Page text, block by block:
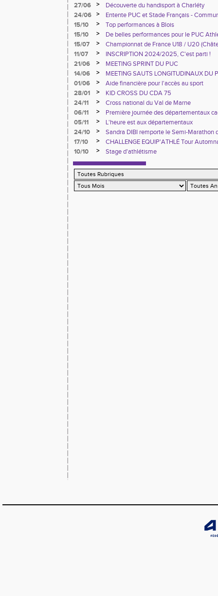
27/06
>
Découverte du handisport à Charléty
24/06
>
Entente PUC et Stade Français -
15/10
>
Top performances à Blois
15/10
>
De belles performances pour le PUC
France à Blois
15/07 >
Championnat de France U18 / U20
11/07
>
INSCRIPTION 2024/2025, C'est parti !
21/06
>
MEETING SPRINT DU PUC
14/06
>
MEETING SAUTS LONGITUDINAUX DU
01/06
>
Aide financière pour l'accès au sport
28/01
>
KID CROSS DU CDA 75
24/11
>
Cross national du Val de Marne
06/11
>
Première journée des départementaux
05/11
>
L'heure est aux départementaux
24/10
>
Sandra DIBI remporte le Semi-Marathon
17/10
>
CHALLENGE EQUIP'ATHLÉ Tour
10/10
> Stage d'athlétisme